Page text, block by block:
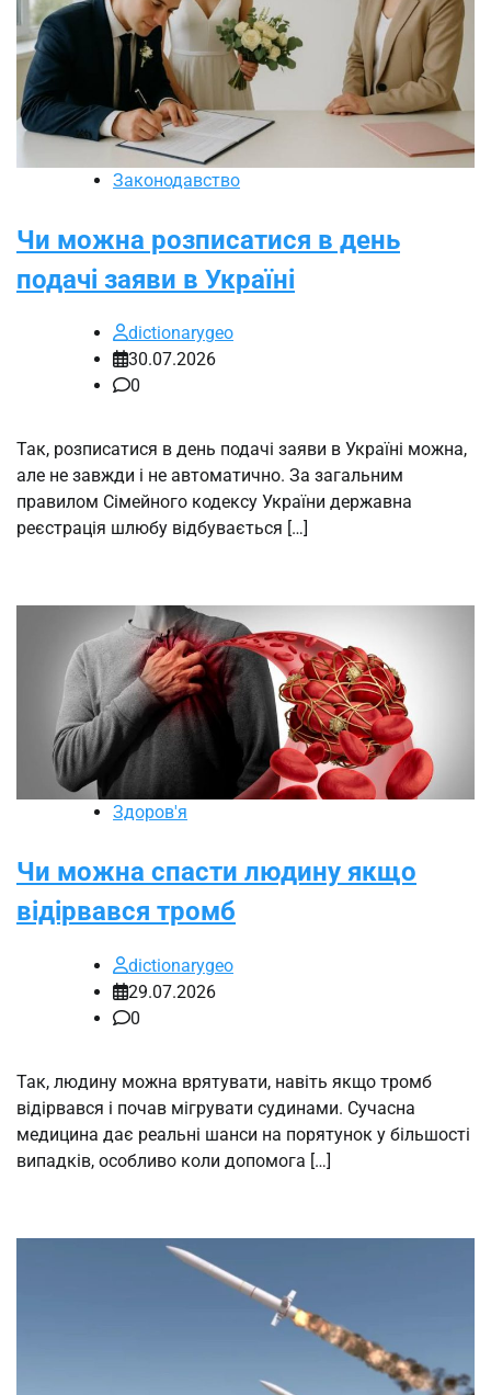
Законодавство
Чи можна розписатися в день
подачі заяви в Україні
dictionarygeo
30.07.2026
0
Так, розписатися в день подачі заяви в Україні можна,
але не завжди і не автоматично. За загальним
правилом Сімейного кодексу України державна
реєстрація шлюбу відбувається […]
Здоров'я
Чи можна спасти людину якщо
відірвався тромб
dictionarygeo
29.07.2026
0
Так, людину можна врятувати, навіть якщо тромб
відірвався і почав мігрувати судинами. Сучасна
медицина дає реальні шанси на порятунок у більшості
випадків, особливо коли допомога […]